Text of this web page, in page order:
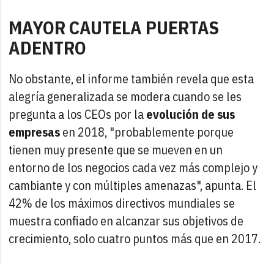
MAYOR CAUTELA PUERTAS
ADENTRO
No obstante, el informe también revela que esta
alegría generalizada se modera cuando se les
pregunta a los CEOs por laevolución de sus
empresasen 2018, "probablemente porque
tienen muy presente que se mueven en un
entorno de los negocios cada vez más complejo y
cambiante y con múltiples amenazas", apunta. El
42% de los máximos directivos mundiales se
muestra confiado en alcanzar sus objetivos de
crecimiento, solo cuatro puntos más que en 2017.